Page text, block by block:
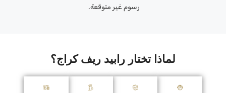
رسوم غير متوقعة.
لماذا تختار رابيد ريف كراج؟